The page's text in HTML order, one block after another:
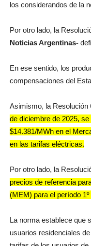
los considerandos de la
Por otro lado, la
Noticias Argentinas-
En ese sentido, los
compensaciones del
Asimismo, la Resolución
de diciembre de 2025,
$14.381/MWh en el
en las tarifas eléctricas.
Por otro lado, la
precios de referencia
(MEM) para el período
La norma establece que
usuarios residenciales